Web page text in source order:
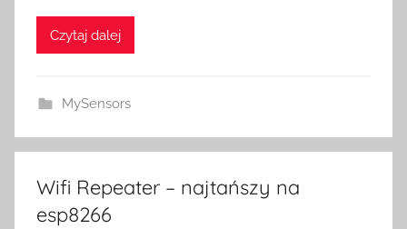
i
t
Czytaj dalej
MySensors
Wifi Repeater – najtańszy na
esp8266